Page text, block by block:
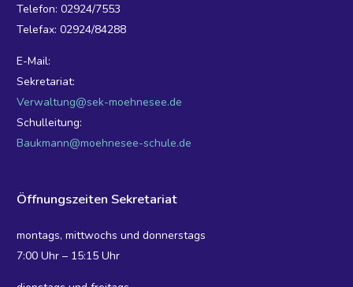
Telefon: 02924/7553
Telefax: 02924/84288
E-Mail:
Sekretariat:
Verwaltung@sek-moehnesee.de
Schulleitung:
Baukmann@moehnesee-schule.de
Öffnungszeiten Sekretariat
montags, mittwochs und donnerstags
7:00 Uhr – 15:15 Uhr